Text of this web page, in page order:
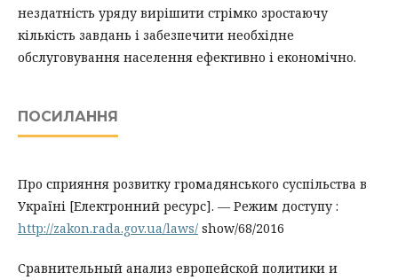
нездатність уряду вирішити стрімко зростаючу
кількість завдань і забезпечити необхідне
обслуговування населення ефективно і економічно.
ПОСИЛАННЯ
Про сприяння розвитку громадянського суспільства в
Україні [Електронний ресурс]. — Режим доступу :
http://zakon.rada.gov.ua/laws/ show/68/2016
Сравнительный анализ европейской политики и